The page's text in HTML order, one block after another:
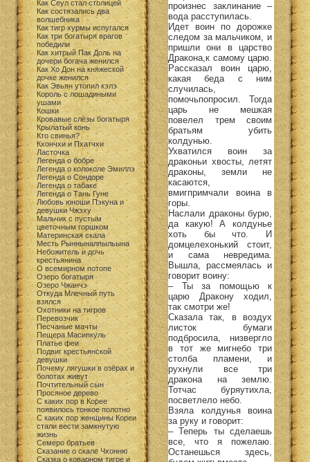
Как Сеул стал столицей
Как состязались два
волшебника
Как тигр хурмы испугался
Как три богатыря врагов
победили
Как хитрый Пак Доль на
дочери богача женился
Как Хо Дон на княжеской
дочке женился
Как Эвьян утопил кэлэ
Король с лошадиными
ушами
Кошки
Кровавые слёзы богатыря
Крылатый конь
Кто свинья?
Кхончхи и Пхатчхи
Ласточка
Легенда о бобре
Легенда о колоколе Эмиллэ
Легенда о Сондоре
Легенда о табаке
Легенда о Тань Гуне
Любовь юноши Пэкуна и
девушки Чжэху
Мальчик с пустым
цветочным горшком
Материнская скала
Месть Рынныналпыльына
Небожитель и дочь
крестьянина
О всемирном потопе
Озеро богатыря
Озеро Чжанчэ
Откуда Млечный путь
взялся
Охотники на тигров
Перевозчик
Песчаные мачты
Пещера Масипкуль
Платье феи
Подвиг крестьянской
девушки
Почему лягушки в озёрах и
болотах живут
Почтительный сын
Просяное дерево
С каких пор в Корее
появилось тонкое полотно
С каких пор женщины Кореи
стали вести замкнутую
жизнь
Семеро братьев
Сказание о скале Чхонню
Сказка о коварном тигре и
произнес заклинание –
вода расступилась.
Идет воин по дорожке
следом за мальчиком, и
пришли они в царство
Дракона,к самому царю.
Рассказал воин царю,
какая беда с ним
случилась,
помочьпопросил. Тогда
царь не мешкая
повелел трем своим
братьям убить
колдунью.
Ухватился воин за
драконьи хвосты, летят
драконы, земли не
касаются,
вмигпримчали воина в
горы.
Наслали драконы бурю,
да какую! А колдунье
хоть бы что. И
домцелехонький стоит,
и сама невредима.
Вышла, рассмеялась и
говорит воину:
– Ты за помощью к
царю Дракону ходил,
так смотри же!
Сказала так, в воздух
листок бумаги
подбросила, низвергло
в тот же мигнебо три
столба пламени, и
рухнули все три
дракона на землю.
Тотчас буряутихла,
посветлело небо.
Взяла колдунья воина
за руку и говорит:
– Теперь ты сделаешь
все, что я пожелаю.
Останешься здесь,